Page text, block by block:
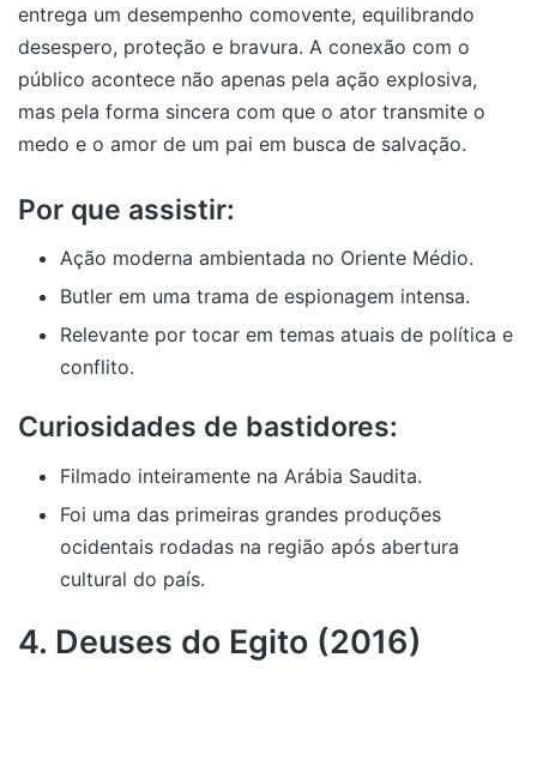
entrega um desempenho comovente, equilibrando
desespero, proteção e bravura. A conexão com o
público acontece não apenas pela ação explosiva,
mas pela forma sincera com que o ator transmite o
medo e o amor de um pai em busca de salvação.
Por que assistir:
Ação moderna ambientada no Oriente Médio.
Butler em uma trama de espionagem intensa.
Relevante por tocar em temas atuais de política e
conflito.
Curiosidades de bastidores:
Filmado inteiramente na Arábia Saudita.
Foi uma das primeiras grandes produções
ocidentais rodadas na região após abertura
cultural do país.
4. Deuses do Egito (2016)